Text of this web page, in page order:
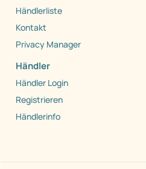
Händlerliste
Kontakt
Privacy Manager
Händler
Händler Login
Registrieren
Händlerinfo